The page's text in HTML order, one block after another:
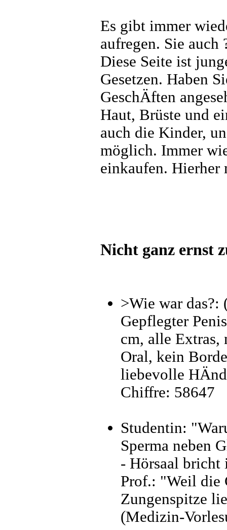
Es gibt immer
aufregen. Sie
Diese Seite ist
Gesetzen. Haben
GeschÄften
Haut, Brüste und
auch die Kinder,
möglich. Immer
einkaufen. Hierher
Nicht ganz ernst
>Wie war das?:
Gepflegter
cm, alle
Oral, kein
liebevolle
Chiffre: 58647
Studentin:
Sperma neben
- Hörsaal bricht
Prof.: "Weil die
Zungenspitze
(Medizin-